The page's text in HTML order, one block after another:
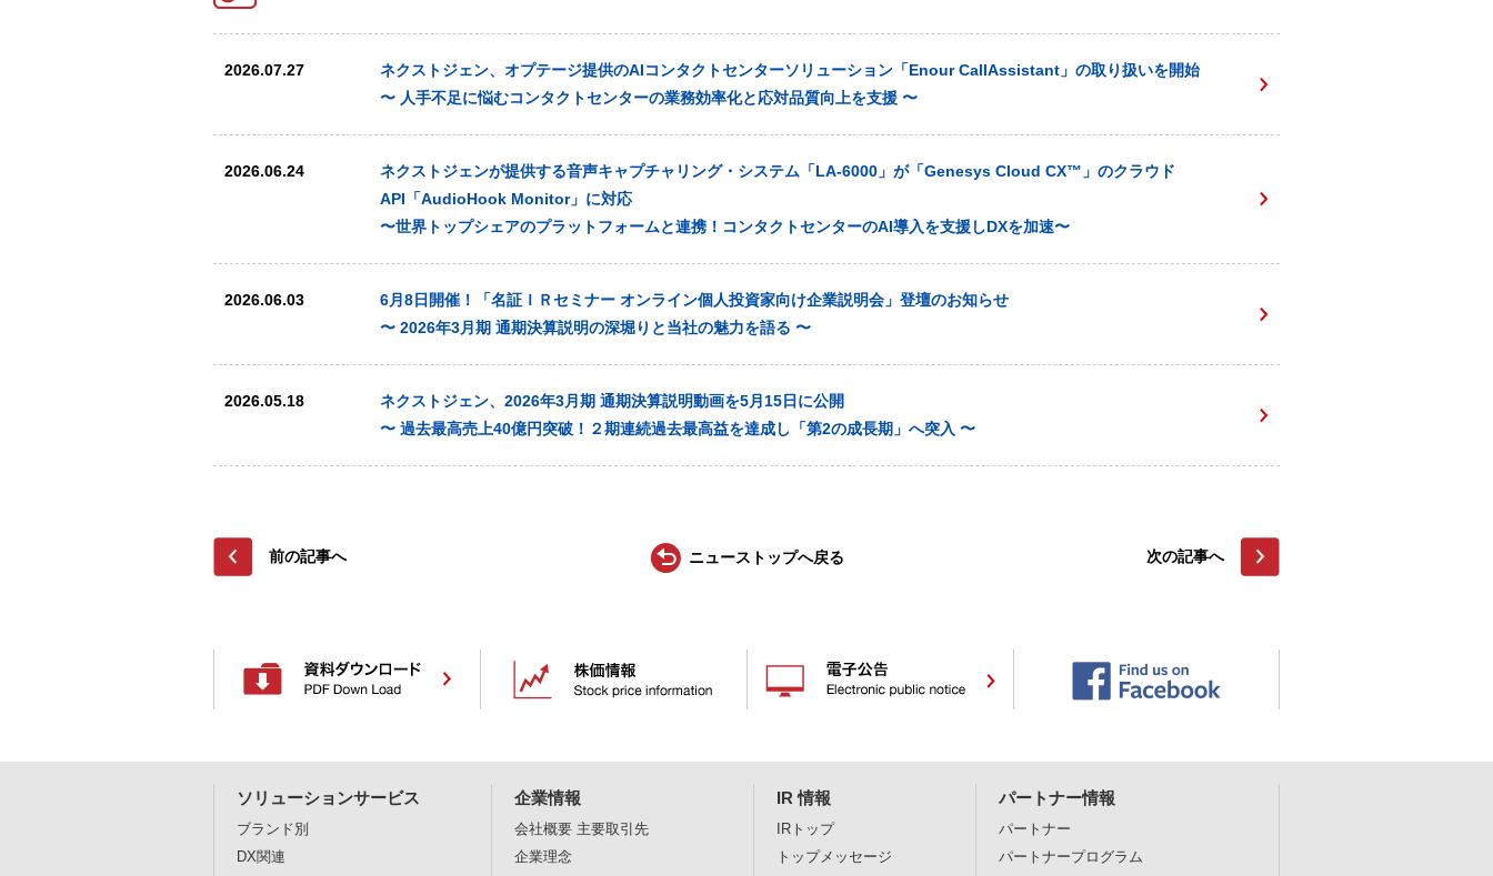
2026.07.27
ネクストジェン、オプテージ提供のAIコンタクトセンターソリューション「Enour CallAssistant」の取り扱いを開始
〜 人手不足に悩むコンタクトセンターの業務効率化と応対品質向上を支援 〜
2026.06.24
ネクストジェンが提供する音声キャプチャリング・システム「LA-6000」が「Genesys Cloud CX™️」のクラウド
API「AudioHook Monitor」に対応
〜世界トップシェアのプラットフォームと連携！コンタクトセンターのAI導入を支援しDXを加速〜
2026.06.03
6月8日開催！「名証ＩＲセミナー オンライン個人投資家向け企業説明会」登壇のお知らせ
〜 2026年3月期 通期決算説明の深堀りと当社の魅力を語る 〜
2026.05.18
ネクストジェン、2026年3月期 通期決算説明動画を5月15日に公開
〜 過去最高売上40億円突破！２期連続過去最高益を達成し「第2の成長期」へ突入 〜
前の記事へ ニューストップへ戻る 次の記事へ
ソリューションサービス
ブランド別
DX関連
企業情報
会社概要 主要取引先
企業理念
IR 情報
IRトップ
トップメッセージ
パートナー情報
パートナー
パートナープログラム